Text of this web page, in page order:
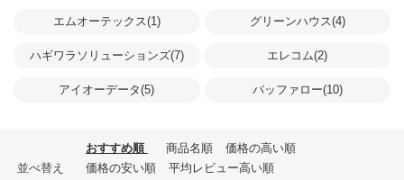
エムオーテックス(1) グリーンハウス(4)
ハギワラソリューションズ(7) エレコム(2)
アイオーデータ(5) バッファロー(10)
並べ替え
おすすめ順 商品名順
価格の高い順
価格の安い順
平均レビュー高い順